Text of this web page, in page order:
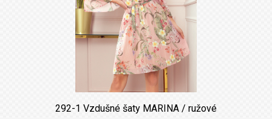
292-1 Vzdušné šaty MARINA / ružové